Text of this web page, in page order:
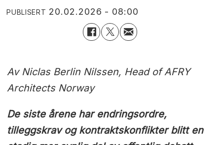
PUBLISERT 20.02.2026 - 08:00
Av Niclas Berlin Nilssen, Head of AFRY
Architects Norway
De siste årene har endringsordre,
tilleggskrav og kontraktskonflikter blitt en